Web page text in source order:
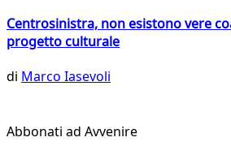
Centrosinistra, non esistono vere
progetto culturale
di Marco Iasevoli
Abbonati ad Avvenire